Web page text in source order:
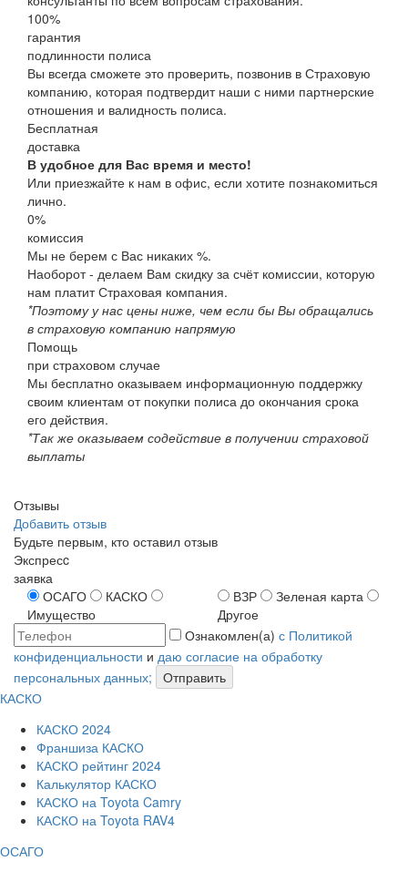
100%
гарантия
подлинности полиса
Вы всегда сможете это проверить, позвонив в Страховую
компанию, которая подтвердит наши с ними партнерские
отношения и валидность полиса.
Бесплатная
доставка
В удобное для Вас время и место!
Или приезжайте к нам в офис, если хотите познакомиться
лично.
0%
комиссия
Мы не берем с Вас никаких %.
Наоборот - делаем Вам скидку за счёт комиссии, которую
нам платит Страховая компания.
*Поэтому у нас цены ниже, чем если бы Вы обращались
в страховую компанию напрямую
Помощь
при страховом случае
Мы бесплатно оказываем информационную поддержку
своим клиентам от покупки полиса до окончания срока
его действия.
*Так же оказываем содействие в получении страховой
выплаты
Отзывы
Добавить отзыв
Будьте первым, кто оставил отзыв
Экспресc
заявка
ОСАГО
КАСКО
Имущество
ВЗР
Зеленая карта
Другое
Ознакомлен(а) с Политикой
конфиденциальности и даю согласие на обработку
персональных данных;
Отправить
КАСКО
КАСКО 2024
Франшиза КАСКО
КАСКО рейтинг 2024
Калькулятор КАСКО
КАСКО на Toyota Camry
КАСКО на Toyota RAV4
ОСАГО